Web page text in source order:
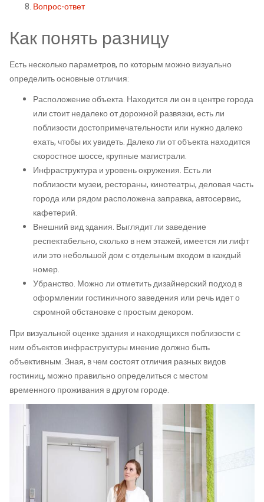
Вопрос-ответ
Как понять разницу
Есть несколько параметров, по которым можно визуально
определить основные отличия:
Расположение объекта. Находится ли он в центре города
или стоит недалеко от дорожной развязки, есть ли
поблизости достопримечательности или нужно далеко
ехать, чтобы их увидеть. Далеко ли от объекта находится
скоростное шоссе, крупные магистрали.
Инфраструктура и уровень окружения. Есть ли
поблизости музеи, рестораны, кинотеатры, деловая часть
города или рядом расположена заправка, автосервис,
кафетерий.
Внешний вид здания. Выглядит ли заведение
респектабельно, сколько в нем этажей, имеется ли лифт
или это небольшой дом с отдельным входом в каждый
номер.
Убранство. Можно ли отметить дизайнерский подход в
оформлении гостиничного заведения или речь идет о
скромной обстановке с простым декором.
При визуальной оценке здания и находящихся поблизости с
ним объектов инфраструктуры мнение должно быть
объективным. Зная, в чем состоят отличия разных видов
гостиниц, можно правильно определиться с местом
временного проживания в другом городе.